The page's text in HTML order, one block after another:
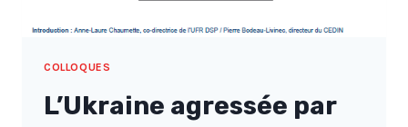
COLLOQUES
L’Ukraine agressée par